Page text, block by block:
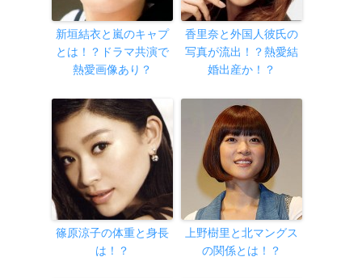
新垣結衣と嵐のキャプ
とは！？ドラマ共演で
熱愛画像あり？
香里奈と外国人彼氏の
写真が流出！？熱愛結
婚出産か！？
篠原涼子の体重と身長
は！？
上野樹里と北マングス
の関係とは！？